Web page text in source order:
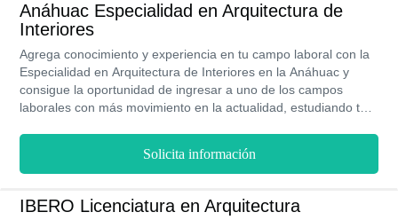
Anáhuac Especialidad en Arquitectura de
Interiores
Agrega conocimiento y experiencia en tu campo laboral con la
Especialidad en Arquitectura de Interiores en la Anáhuac y
consigue la oportunidad de ingresar a uno de los campos
laborales con más movimiento en la actualidad, estudiando tan
y todos los servicios estudiantiles necesarios para tu
comodidad.
Solicita información
IBERO Licenciatura en Arquitectura